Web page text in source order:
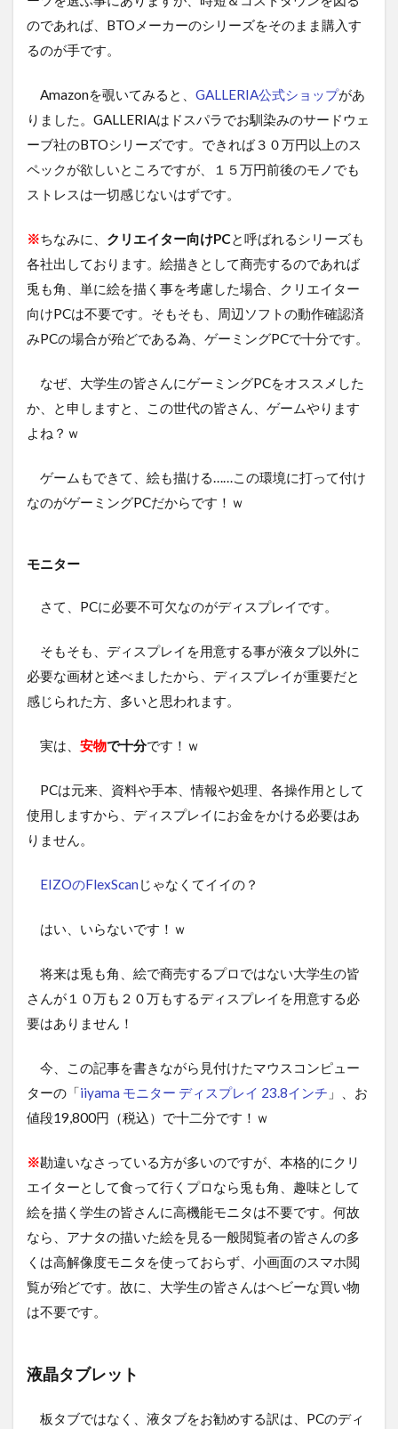
のであれば、BTOメーカーのシリーズをそのまま購入す
るのが手です。
Amazonを覗いてみると、 GALLERIA公式ショップがあ
りました。GALLERIAはドスパラでお馴染みのサードウェ
ーブ社のBTOシリーズです。できれば３０万円以上のス
ペックが欲しいところですが、１５万円前後のモノでも
ストレスは一切感じないはずです。
※ちなみに、 クリエイター向けPCと呼ばれるシリーズも
各社出しております。絵描きとして商売するのであれば
兎も角、単に絵を描く事を考慮した場合、クリエイター
向けPCは不要です。そもそも、周辺ソフトの動作確認済
みPCの場合が殆どである為、ゲーミングPCで十分です。
なぜ、大学生の皆さんにゲーミングPCをオススメした
か、と申しますと、この世代の皆さん、ゲームやります
よね？ｗ
ゲームもできて、絵も描ける……この環境に打って付け
なのがゲーミングPCだからです！ｗ
モニター
さて、PCに必要不可欠なのがディスプレイです。
そもそも、ディスプレイを用意する事が液タブ以外に
必要な画材と述べましたから、ディスプレイが重要だと
感じられた方、多いと思われます。
実は、 安物で十分です！ｗ
PCは元来、資料や手本、情報や処理、各操作用として
使用しますから、ディスプレイにお金をかける必要はあ
りません。
EIZOのFlexScan じゃなくてイイの？
はい、いらないです！ｗ
将来は兎も角、絵で商売するプロではない大学生の皆
さんが１０万も２０万もするディスプレイを用意する必
要はありません！
今、この記事を書きながら見付けたマウスコンピュー
ターの「iiyama モニター ディスプレイ 23.8インチ 」、お
値段19,800円（税込）で十二分です！ｗ
※勘違いなさっている方が多いのですが、本格的にクリ
エイターとして食って行くプロなら兎も角、趣味として
絵を描く学生の皆さんに高機能モニタは不要です。何故
なら、アナタの描いた絵を見る一般閲覧者の皆さんの多
くは高解像度モニタを使っておらず、小画面のスマホ閲
覧が殆どです。故に、大学生の皆さんはヘビーな買い物
は不要です。
液晶タブレット
板タブではなく、液タブをお勧めする訳は、PCのディ